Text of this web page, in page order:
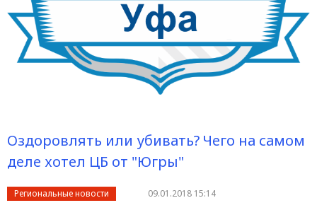
Оздоровлять или убивать? Чего на самом
деле хотел ЦБ от "Югры"
Региональные новости 09.01.2018 15:14